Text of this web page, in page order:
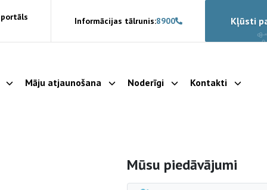
portāls Informācijas tālrunis:8900 Kļūsti
Parādīt apakšizvēlni
Māju atjaunošana Parādīt apakšizvēlni
Noderīgi Parādīt apakšizvēlni
Kontakti Parādīt
Sāna navigācija
Mūsu piedāvājumi